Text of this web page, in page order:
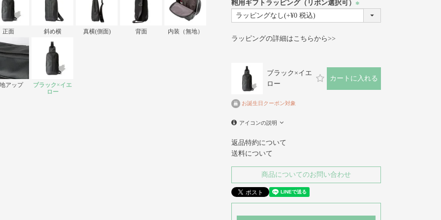
正面 斜め横 真横(側面) 背面 内装（無地）
アップ
ブラック×イエ
ロー
鞄用ギフトラッピング（リボン選択可）
ラッピングの詳細はこちらから>>
ブラック×イエ
ロー
カートに入れる
お誕生日クーポン対象
アイコンの説明
返品特約について
送料について
商品についてのお問い合わせ